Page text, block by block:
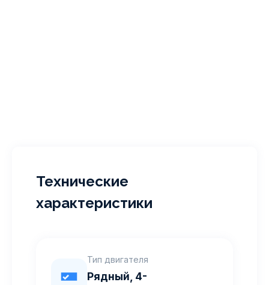
Технические
характеристики
Тип двигателя
Рядный, 4-